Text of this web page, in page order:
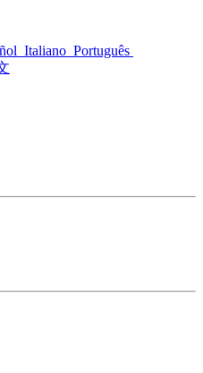
Italiano Português